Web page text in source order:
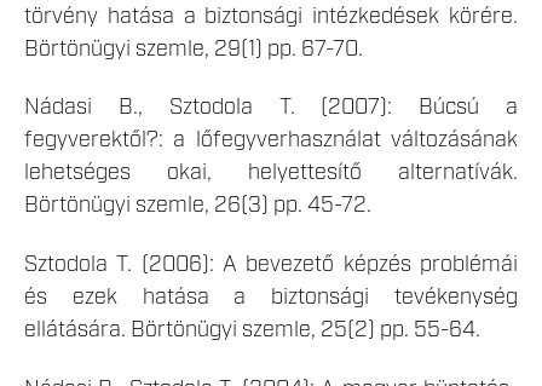
törvény hatása a biztonsági intézkedések körére.
Börtönügyi szemle, 29(1) pp. 67-70.
Nádasi B., Sztodola T. (2007): Búcsú a
fegyverektől?: a lőfegyverhasználat változásának
lehetséges okai, helyettesítő alternatívák.
Börtönügyi szemle, 26(3) pp. 45-72.
Sztodola T. (2006): A bevezető képzés problémái
és ezek hatása a biztonsági tevékenység
ellátására. Börtönügyi szemle, 25(2) pp. 55-64.